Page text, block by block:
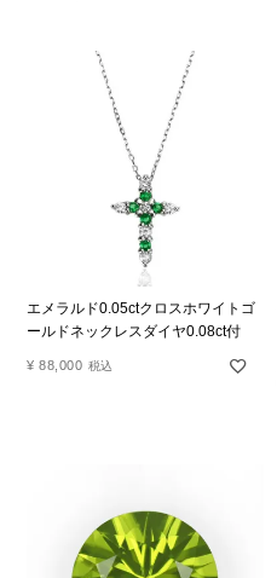
エメラルド0.05ctクロスホワイトゴ
ールドネックレスダイヤ0.08ct付
¥ 88,000 税込